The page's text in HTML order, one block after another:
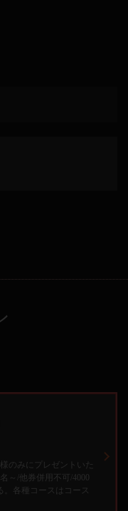
のみにプレゼントいた
～/他券併用不可/4000
。各種コースはコース